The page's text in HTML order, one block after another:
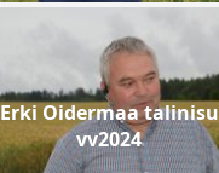
Erki Oidermaa talinisu
vv2024